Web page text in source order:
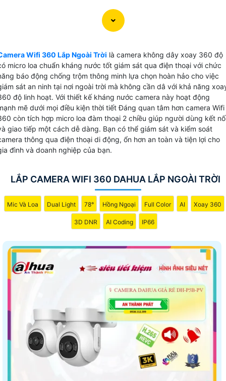
Wifi 360 Lắp ngoài trời Dahua với khả năng kháng
tốt chức năng quay xoay và báo động chống trộm
dùng. Với độ phân giải 2.0MP công nghệ IP, Camera
360 ngoài trời Dahua cung cấp hình ảnh sắc nét, chi
mà không bị mờ hay nhoè. Những trang bị mới được
hợp đem lại lợi ích cho bạn quan sát và giám sát mọi
động xung quanh một cách rõ ràng và chính xác.Với
điểm vượt trội về khả năng kháng nước và chức năng
minh, Camera Wifi 360 ngoài trời Dahua là sự lựa
thông minh, tiết kiệm chi phí và mang lại hiệu quả lớn
việc bảo vệ gia đình và cửa hàng của bạn.
Wifi 360 Lắp Ngoài Trời là camera không dây xoay 360 độ
micro loa chuẩn kháng nước tốt giám sát qua điện thoại với chức
báo động chống trộm thông minh lựa chọn hoàn hảo cho việc
sát an ninh tại nơi ngoài trời mà không cần dâ với khả năng
độ linh hoạt. Với thiết kế kháng nước camera này hoạt động
mẽ dưới mọi điều kiện thời tiết Đáng quan tâm hơn camera Wifi
còn tích hợp micro loa đàm thoại 2 chiều giúp người dùng kết
giao tiếp một cách dễ dàng. Bạn có thể giám sát và kiểm soát
thông qua điện thoại di động, ổn hơn an toàn và tiện lợi cho
đình và doanh nghiệp của bạn.
LẮP CAMERA WIFI 360 DAHUA LẮP NGOÀI TRỜI
Mic Và Loa Dual Light 78° Hồng Ngoại Full Color AI Xoay 360
3D DNR AI Coding IP66